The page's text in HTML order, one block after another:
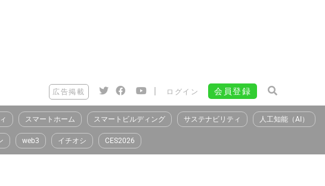
広告掲載 | ログイン 会員登録
スマートホーム スマートビルディング サステナビリティ 人工知能（AI）
web3 イチオシ CES2026